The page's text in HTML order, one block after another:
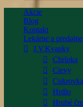
Akcie
Blog
Kontakt
Lekárne a predajne
J.V.Kvapky
Chrípka
Cievy
Cukrovka
Hrdlo
Hrubé